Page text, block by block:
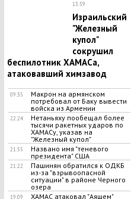
13:59
Израильский
"Железный
купол"
сокрушил
беспилотник ХАМАСа,
атаковавший химзавод
09:35
Макрон на армянском
потребовал от Баку вывести
войска из Армении
22:24
Нетаньяху пообещал более
тысячи ракетных ударов по
ХАМАСу, указав на
"Железный купол"
21:55
Названо имя "теневого
президента" США
21:22
Пашинян обратился к ОДКБ
из-за "взрывоопасной
ситуации" в районе Черного
озера
19:09
ХАМАС атаковал "Аяшем"